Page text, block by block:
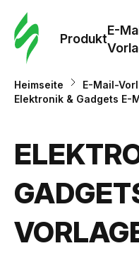
Produkt
E-
Heimseite
E-Mail-
Elektronik & Gadgets E-